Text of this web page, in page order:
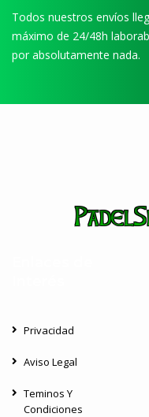
Todos nuestros envíos
máximo de 24/48h
por absolutamente nada.
Privacidad
Aviso Legal
Teminos Y
Condiciones